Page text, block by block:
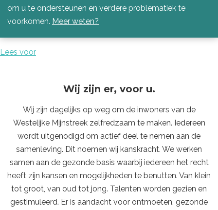
om u te ondersteunen en verdere problematiek te
voorkomen. Meer weten?
Lees voor
Wij zijn er, voor u.
Wij zijn dagelijks op weg om de inwoners van de
Westelijke Mijnstreek zelfredzaam te maken. Iedereen
wordt uitgenodigd om actief deel te nemen aan de
samenleving. Dit noemen wij kanskracht. We werken
samen aan de gezonde basis waarbij iedereen het recht
heeft zijn kansen en mogelijkheden te benutten. Van klein
tot groot, van oud tot jong. Talenten worden gezien en
gestimuleerd. Er is aandacht voor ontmoeten, gezonde